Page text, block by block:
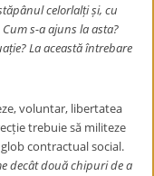
celorlalți și, cu
s-a ajuns la asta?
La această întrebare
voluntar, libertatea
trebuie să militeze
contractual social.
decât două chipuri de a